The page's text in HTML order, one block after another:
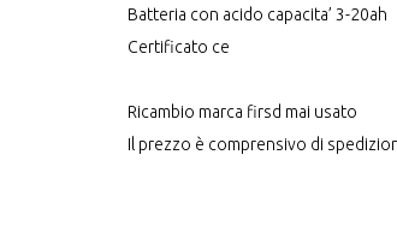
Batteria con acido capacita’ 3-20ah
Certificato ce
Ricambio marca firsd mai usato
Il prezzo è comprensivo di